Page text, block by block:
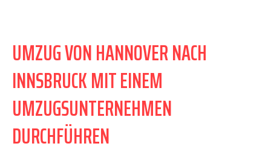
UMZUG VON HANNOVER NACH
INNSBRUCK MIT EINEM
UMZUGSUNTERNEHMEN
DURCHFÜHREN